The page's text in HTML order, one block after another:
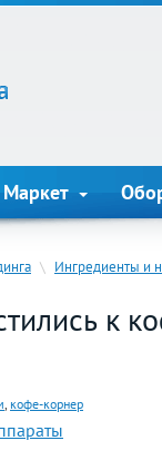
Маркет
\ Ингредиенты и
к
, кофе-корнер